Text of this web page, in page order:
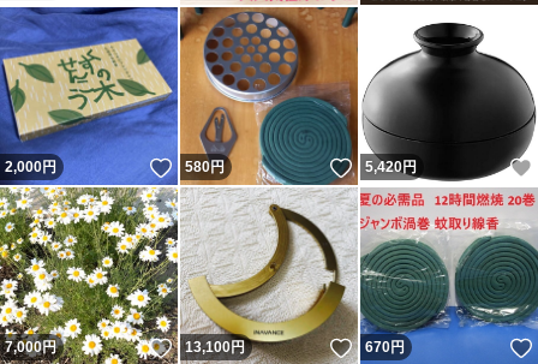
2,000円 いいね！
580円 いいね！
5,420円
7,000円 いいね！
13,100円 いいね！
670円